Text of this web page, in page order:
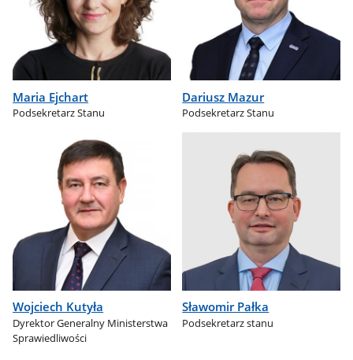
Maria Ejchart
Podsekretarz Stanu
Dariusz Mazur
Podsekretarz Stanu
Wojciech Kutyła
Dyrektor Generalny Ministerstwa
Sprawiedliwości
Sławomir Pałka
Podsekretarz stanu